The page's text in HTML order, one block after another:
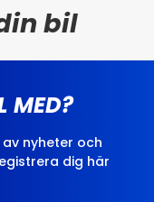
bil
MED?
nyheter och
dig här